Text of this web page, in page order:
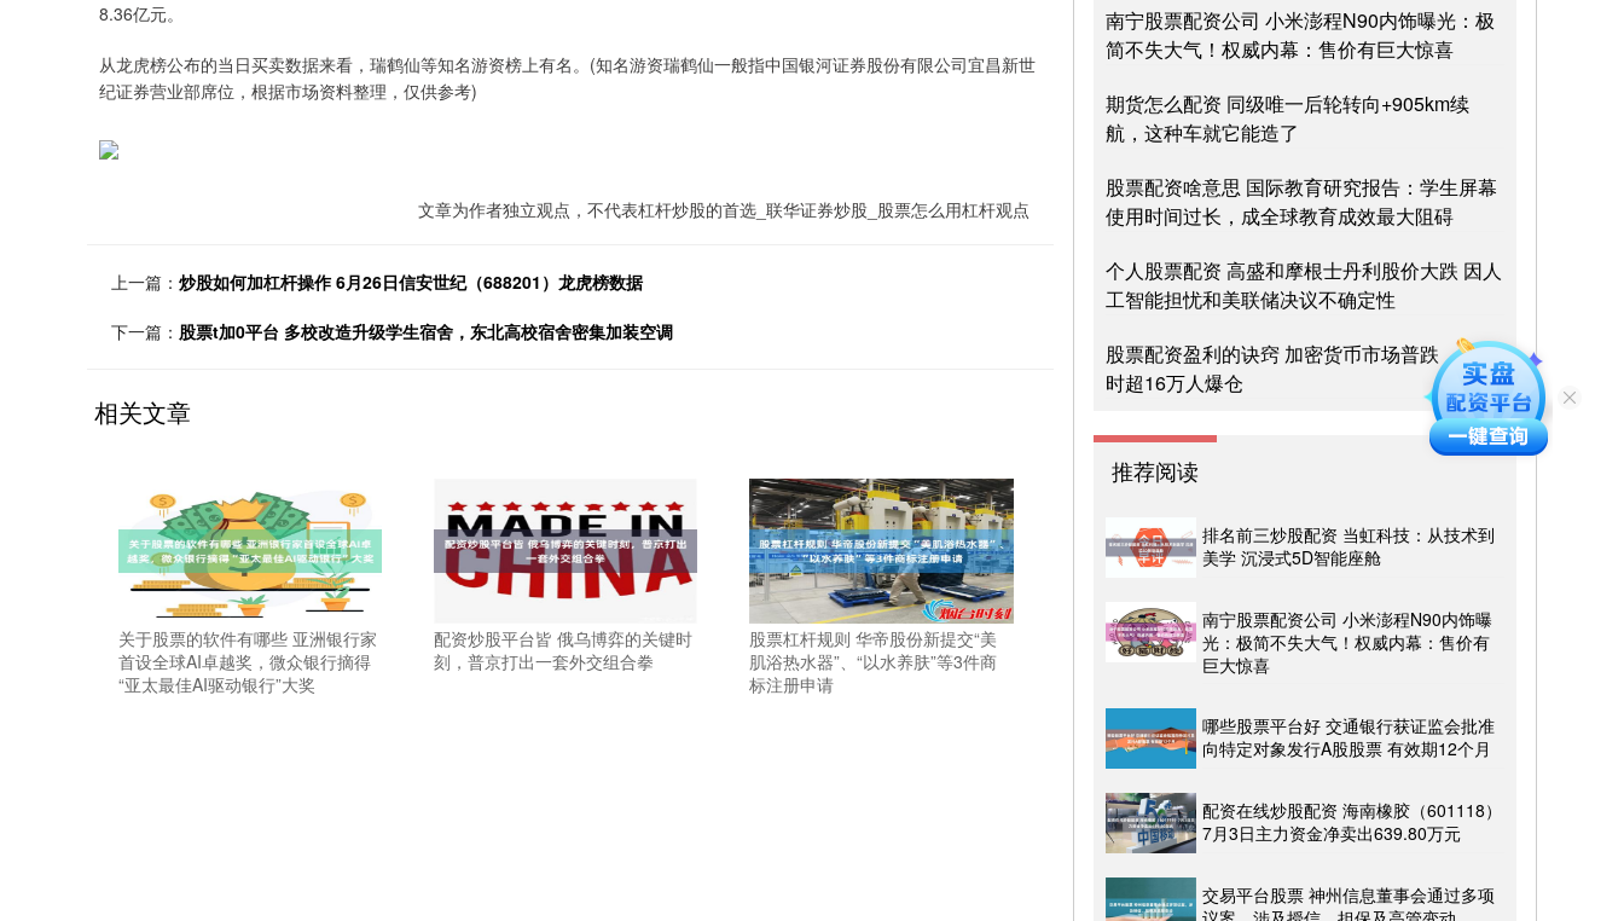
8.36亿元。
从龙虎榜公布的当日买卖数据来看，瑞鹤仙等知名游资榜上有名。(知名游资瑞鹤仙一般指中国银河证券股份有限公司宜昌新世
纪证券营业部席位，根据市场资料整理，仅供参考)
文章为作者独立观点，不代表杠杆炒股的首选_联华证券炒股_股票怎么用杠杆观点
上一篇： 炒股如何加杠杆操作 6月26日信安世纪（688201）龙虎榜数据
下一篇： 股票t加0平台 多校改造升级学生宿舍，东北高校宿舍密集加装空调
相关文章
关于股票的软件有哪些 亚洲银行家
首设全球AI卓越奖，微众银行摘得
“亚太最佳AI驱动银行”大奖
配资炒股平台皆 俄乌博弈的关键时
刻，普京打出一套外交组合拳
股票杠杆规则 华帝股份新提交“美
肌浴热水器”、“以水养肤”等3件商
标注册申请
南宁股票配资公司 小米澎程N90内饰曝光：极
简不失大气！权威内幕：售价有巨大惊喜
期货怎么配资 同级唯一后轮转向+905km续
航，这种车就它能造了
股票配资啥意思 国际教育研究报告：学生屏幕
使用时间过长，成全球教育成效最大阻碍
个人股票配资 高盛和摩根士丹利股价大跌 因人
工智能担忧和美联储决议不确定性
股票配资盈利的诀窍 加密货币市场普跌，24小
时超16万人爆仓
推荐阅读
排名前三炒股配资 当虹科技：从技术到
美学 沉浸式5D智能座舱
南宁股票配资公司 小米澎程N90内饰曝
光：极简不失大气！权威内幕：售价有
巨大惊喜
哪些股票平台好 交通银行获证监会批准
向特定对象发行A股股票 有效期12个月
配资在线炒股配资 海南橡胶（601118）
7月3日主力资金净卖出639.80万元
交易平台股票 神州信息董事会通过多项